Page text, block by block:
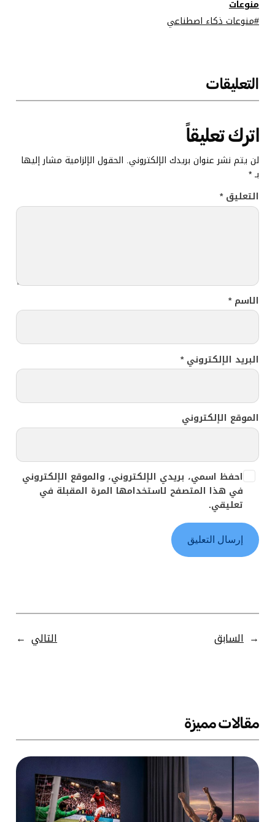
منوعات
منوعات ذكاء اصطناعي
التعليقات
اترك تعليقاً
لن يتم نشر عنوان بريدك الإلكتروني. الحقول الإلزامية مشار إليها
بـ*
التعليق*
الاسم*
البريد الإلكتروني*
الموقع الإلكتروني
احفظ اسمي، بريدي الإلكتروني، والموقع الإلكتروني
في هذا المتصفح لاستخدامها المرة المقبلة في
تعليقي.
← السابق التالي →
مقالات مميزة